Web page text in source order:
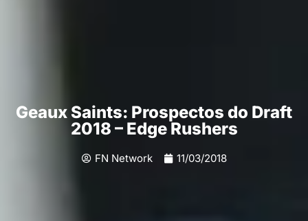
Geaux Saints: Prospectos do Draft
2018 – Edge Rushers
FN Network 11/03/2018